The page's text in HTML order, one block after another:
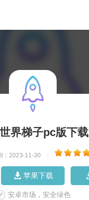
界梯子pc版下载
：2023-11-30
苹果下载
安卓市场，安全绿色